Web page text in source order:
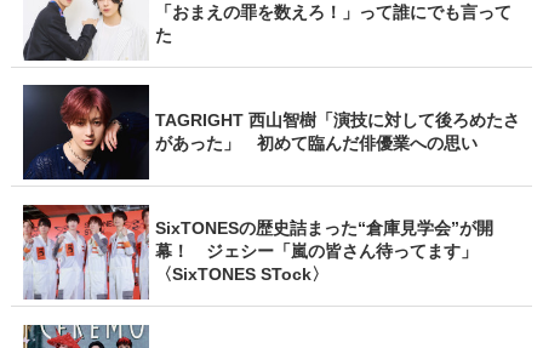
「おまえの罪を数えろ！」って誰にでも言って
た
TAGRIGHT 西山智樹「演技に対して後ろめたさ
があった」 初めて臨んだ俳優業への思い
SixTONESの歴史詰まった“倉庫見学会”が開
幕！ ジェシー「嵐の皆さん待ってます」
〈SixTONES STock〉